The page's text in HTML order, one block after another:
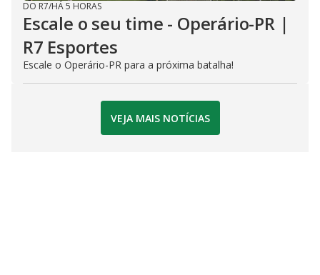
DO R7/HÁ 5 HORAS
Escale o seu time - Operário-PR |
R7 Esportes
Escale o Operário-PR para a próxima batalha!
VEJA MAIS NOTÍCIAS